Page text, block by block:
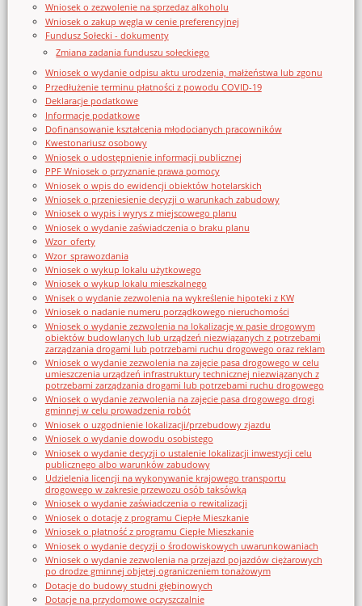
Wniosek o zezwolenie na sprzedaz alkoholu
Wniosek o zakup węgla w cenie preferencyjnej
Fundusz Sołecki - dokumenty
Zmiana zadania funduszu sołeckiego
Wniosek o wydanie odpisu aktu urodzenia, małżeństwa lub zgonu
Przedłużenie terminu płatności z powodu COVID-19
Deklaracje podatkowe
Informacje podatkowe
Dofinansowanie kształcenia młodocianych pracowników
Kwestonariusz osobowy
Wniosek o udostępnienie informacji publicznej
PPF Wniosek o przyznanie prawa pomocy
Wniosek o wpis do ewidencji obiektów hotelarskich
Wniosek o przeniesienie decyzji o warunkach zabudowy
Wniosek o wypis i wyrys z miejscowego planu
Wniosek o wydanie zaświadczenia o braku planu
Wzor_oferty
Wzor_sprawozdania
Wniosek o wykup lokalu użytkowego
Wniosek o wykup lokalu mieszkalnego
Wnisek o wydanie zezwolenia na wykreślenie hipoteki z KW
Wniosek o nadanie numeru porządkowego nieruchomości
Wniosek o wydanie zezwolenia na lokalizację w pasie drogowym
obiektów budowlanych lub urządzeń niezwiązanych z potrzebami
zarządzania drogami lub potrzebami ruchu drogowego oraz reklam
Wniosek o wydanie zezwolenia na zajęcie pasa drogowego w celu
umieszczenia urządzeń infrastruktury technicznej niezwiązanych z
potrzebami zarządzania drogami lub potrzebami ruchu drogowego
Wniosek o wydanie zezwolenia na zajęcie pasa drogowego drogi
gminnej w celu prowadzenia robót
Wniosek o uzgodnienie lokalizacji/przebudowy zjazdu
Wniosek o wydanie dowodu osobistego
Wniosek o wydanie decyzji o ustalenie lokalizacji inwestycji celu
publicznego albo warunków zabudowy
Udzielenia licencji na wykonywanie krajowego transportu
drogowego w zakresie przewozu osób taksówką
Wniosek o wydanie zaświadczenia o rewitalizacji
Wniosek o dotację z programu Ciepłe Mieszkanie
Wniosek o płatność z programu Ciepłe Mieszkanie
Wniosek o wydanie decyzji o środowiskowych uwarunkowaniach
Wniosek o wydanie zezwolenia na przejazd pojazdów ciężarowych
po drodze gminnej objętej ograniczeniem tonażowym
Dotacje do budowy studni głębinowych
Dotacje na przydomowe oczyszczalnie